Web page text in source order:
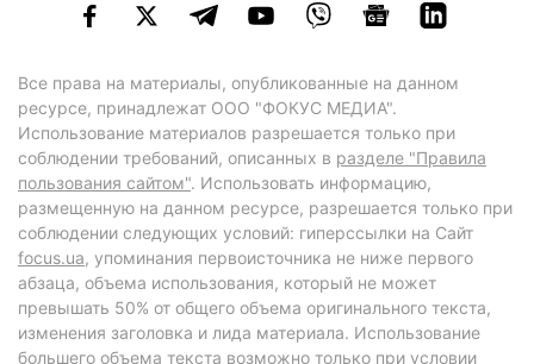
Все права на материалы, опубликованные на данном
ресурсе, принадлежат ООО "ФОКУС МЕДИА".
Использование материалов разрешается только при
соблюдении требований, описанных в разделе "Правила
пользования сайтом". Использовать информацию,
размещенную на данном ресурсе, разрешается только при
соблюдении следующих условий: гиперссылки на Сайт
focus.ua, упоминания первоисточника не ниже первого
абзаца, объема использования, который не может
превышать 50% от общего объема оригинального текста,
изменения заголовка и лида материала. Использование
большего объема текста возможно только при условии